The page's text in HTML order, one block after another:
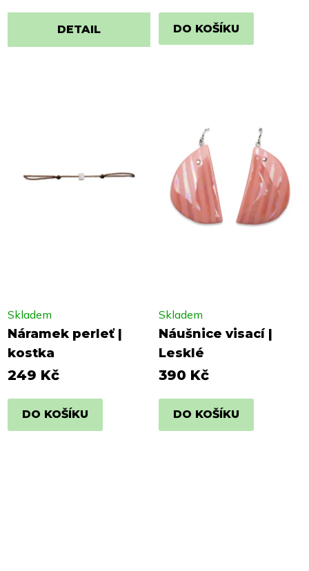
DETAIL DO KOŠÍKU
Náramek perleť |
kostka
Skladem
249 Kč
DO KOŠÍKU
Náušnice visací |
Lesklé
Skladem
390 Kč
DO KOŠÍKU